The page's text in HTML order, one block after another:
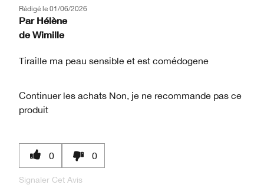
Rédigé le 01/06/2026
Par Hélène
de Wimille
Tiraille ma peau sensible et est comédogene
Continuer les achats Non, je ne recommande pas ce
produit
0 0
Signaler Cet Avis